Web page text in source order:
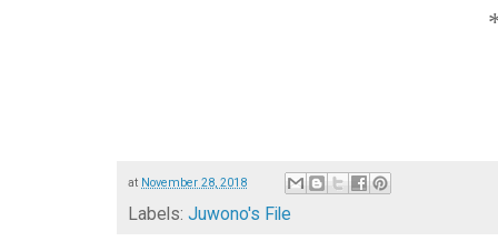
at November 28, 2018
Labels: Juwono's File